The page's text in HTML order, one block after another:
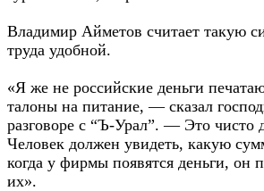
Владимир Айметов считает такую
труда удобной.
«Я же не российские деньги
талоны на питание, — сказал
разговоре с “Ъ-Урал”. — Это чисто
Человек должен увидеть, какую
когда у фирмы появятся деньги, он
их».